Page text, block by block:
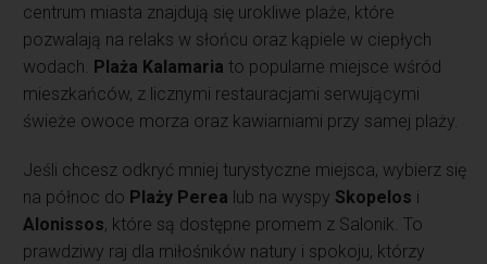
centrum miasta znajdują się urokliwe plaże, które
pozwalają na relaks w słońcu oraz kąpiele w ciepłych
wodach. Plaża Kalamaria to popularne miejsce wśród
mieszkańców, z licznymi restauracjami serwującymi
świeże owoce morza oraz kawiarniami przy samej plaży.
Jeśli chcesz odkryć mniej turystyczne miejsca, wybierz się
na północ do Plaży Perea lub na wyspy Skopelos i
Alonissos, które są dostępne promem z Salonik. To
prawdziwy raj dla miłośników natury i spokoju, którzy